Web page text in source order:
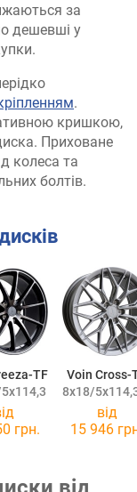
за
дешевші у
.
кришкою,
Приховане
колеса та
болтів.
TF
ET45 DIA64,1
Voin Cross-
8x18/
грн.
від
15 946